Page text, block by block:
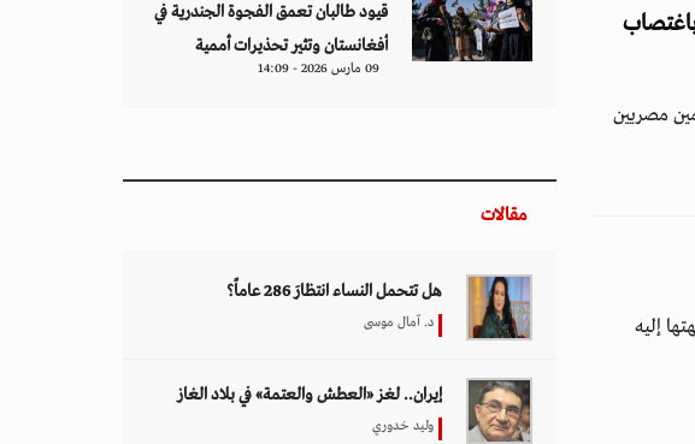
مصريين
إليه
قيود طالبان تعمق الفجوة الجندرية في
أفغانستان وتثير تحذيرات أممية
09 مارس 2026 - 14:09
مقالات
هل تتحمل النساء انتظارَ 286 عاماً؟
د. آمال موسى
إيران.. لغز «العطش والعتمة» في بلاد الغاز
وليد خدوري